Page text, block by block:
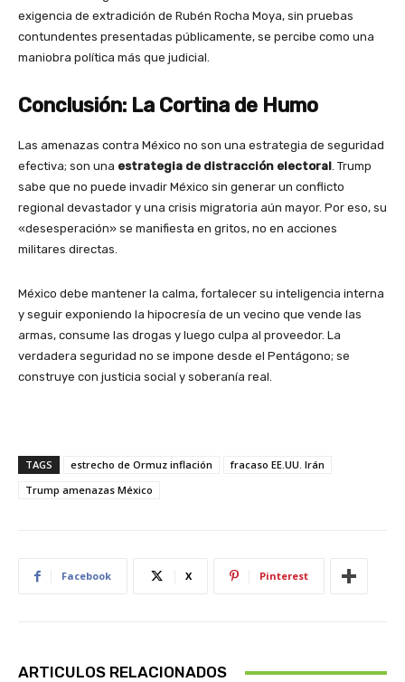
exigencia de extradición de Rubén Rocha Moya, sin pruebas
contundentes presentadas públicamente, se percibe como una
maniobra política más que judicial.
Conclusión: La Cortina de Humo
Las amenazas contra México no son una estrategia de seguridad
efectiva; son una estrategia de distracción electoral. Trump
sabe que no puede invadir México sin generar un conflicto
regional devastador y una crisis migratoria aún mayor. Por eso, su
«desesperación» se manifiesta en gritos, no en acciones
militares directas.
México debe mantener la calma, fortalecer su inteligencia interna
y seguir exponiendo la hipocresía de un vecino que vende las
armas, consume las drogas y luego culpa al proveedor. La
verdadera seguridad no se impone desde el Pentágono; se
construye con justicia social y soberanía real.
TAGS estrecho de Ormuz inflación
fracaso EE.UU. Irán
Trump amenazas México
Facebook X Pinterest
ARTICULOS RELACIONADOS